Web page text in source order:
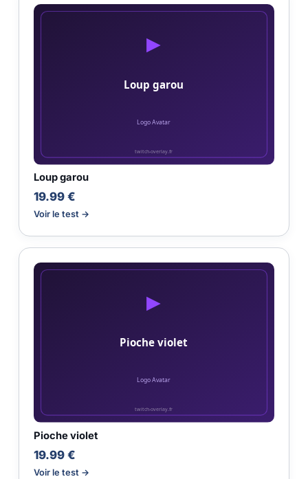
Loup garou
19.99 €
Voir le test →
Pioche violet
19.99 €
Voir le test →